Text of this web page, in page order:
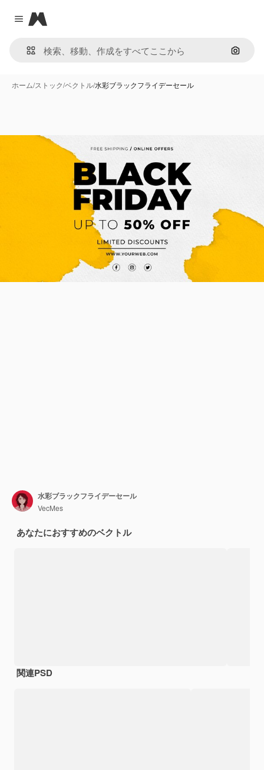
Close menu
Magnific
画像で
ホーム/ストック/ベクトル/水彩ブラックフライデーセール
水彩ブラックフライデーセール
VecMes
あなたにおすすめのベクトル
関連PSD